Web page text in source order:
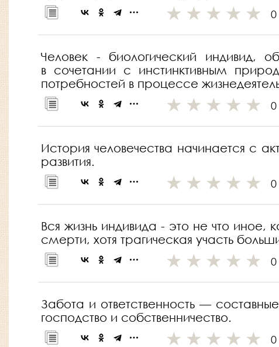
0
Человек - биологический индивид,
в сочетании с инстинктивным
потребностей в процессе
0
История человечества начинается с
развития.
0
Вся жизнь индивида - это не что
смерти, хотя трагическая участь
0
Забота и ответственность —
господство и собственничество.
0